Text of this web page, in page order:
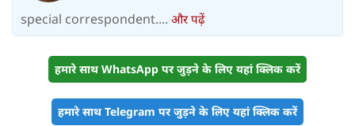
special correspondent.... और पढ़ें
हमारे साथ WhatsApp पर जुड़ने के लिए यहां क्लिक करें
हमारे साथ Telegram पर जुड़ने के लिए यहां क्लिक करें